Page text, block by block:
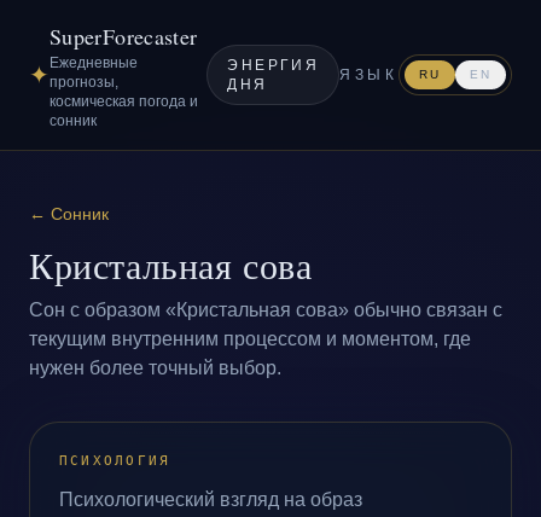
✦
SuperForecaster
Ежедневные
прогнозы,
космическая погода и
сонник
ЭНЕРГИЯ
ДНЯ
ЯЗЫК RU EN
← Сонник
Кристальная сова
Сон с образом «Кристальная сова» обычно связан с
текущим внутренним процессом и моментом, где
нужен более точный выбор.
ПСИХОЛОГИЯ
Психологический взгляд на образ